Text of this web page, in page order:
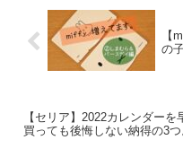
【
の
【セリア】2022カレンダーを
買っても後悔しない納得の3つ